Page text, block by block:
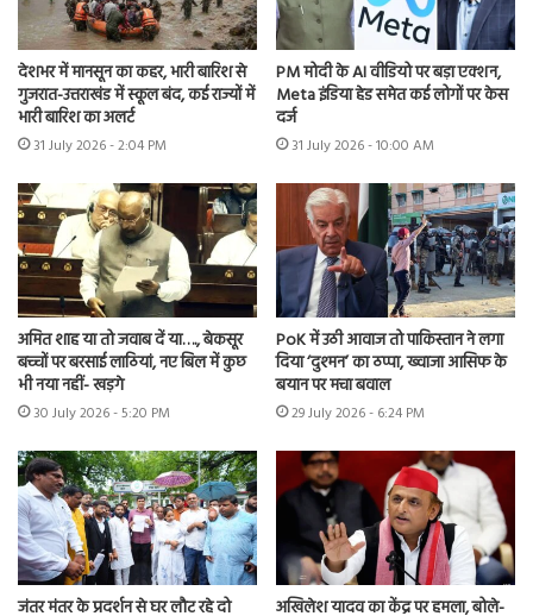
देशभर में मानसून का कहर, भारी बारिश से
गुजरात-उत्तराखंड में स्कूल बंद, कई राज्यों में
भारी बारिश का अलर्ट
31 July 2026 - 2:04 PM
PM मोदी के AI वीडियो पर बड़ा एक्शन,
Meta इंडिया हेड समेत कई लोगों पर केस
दर्ज
31 July 2026 - 10:00 AM
अमित शाह या तो जवाब दें या…., बेकसूर
बच्चों पर बरसाई लाठियां, नए बिल में कुछ
भी नया नहीं- खड़गे
30 July 2026 - 5:20 PM
PoK में उठी आवाज तो पाकिस्तान ने लगा
दिया ‘दुश्मन’ का ठप्पा, ख्वाजा आसिफ के
बयान पर मचा बवाल
29 July 2026 - 6:24 PM
जंतर मंतर के प्रदर्शन से घर लौट रहे दो
अखिलेश यादव का केंद्र पर हमला, बोले-